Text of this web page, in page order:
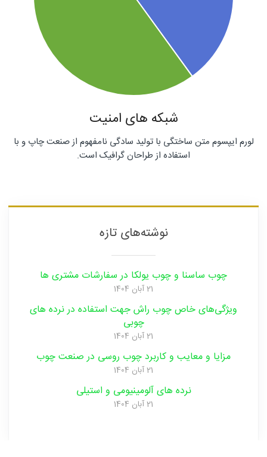
شبکه های امنیت
لورم ایپسوم متن ساختگی با تولید سادگی نامفهوم از صنعت چاپ و با
استفاده از طراحان گرافیک است.
نوشته‌های تازه
چوب ساسنا و چوب یولکا در سفارشات مشتری ها
21 آبان 1404
ویژگی‌های خاص چوب راش جهت استفاده در نرده های
چوبی
21 آبان 1404
مزایا و‌ معایب و‌ کاربرد چوب روسی در صنعت ‌چوب
21 آبان 1404
نرده های آلومینیومی و‌ استیلی
21 آبان 1404